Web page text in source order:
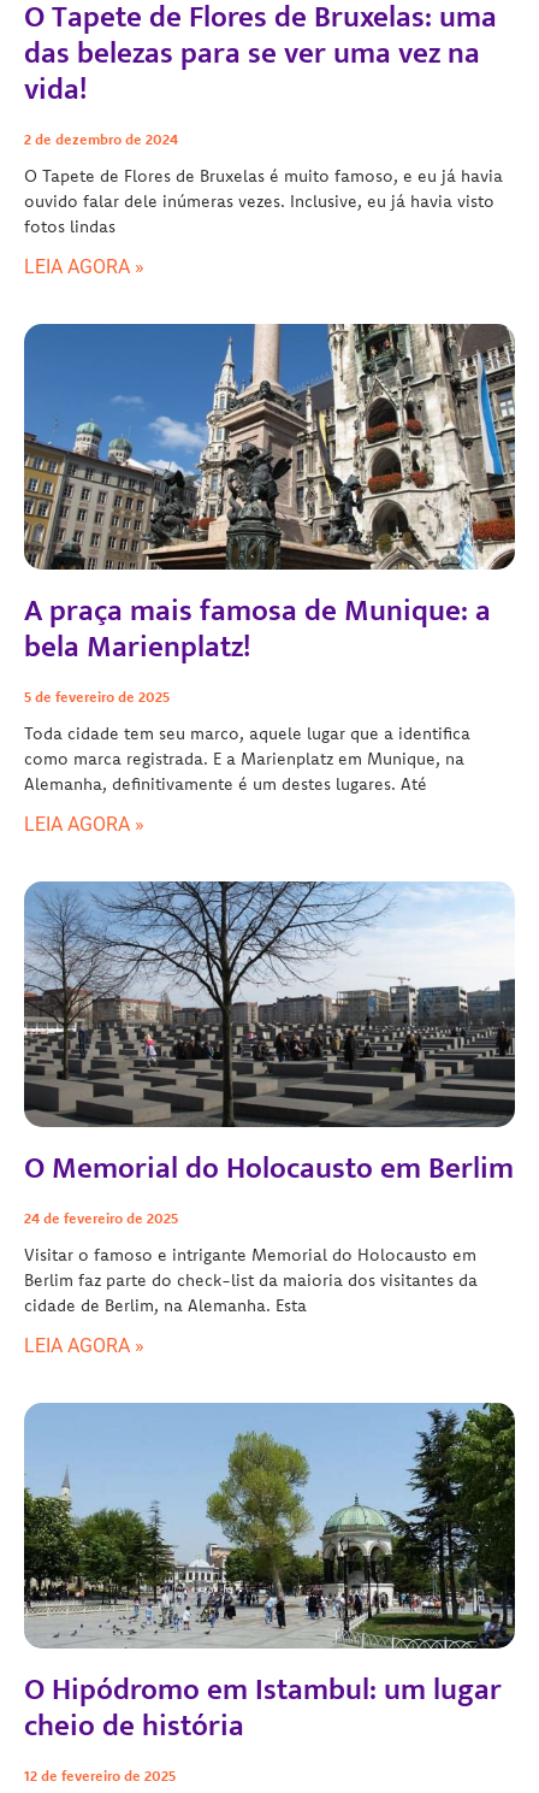
O Tapete de Flores de Bruxelas: uma
das belezas para se ver uma vez na
vida!
2 de dezembro de 2024
O Tapete de Flores de Bruxelas é muito famoso, e eu já havia
ouvido falar dele inúmeras vezes. Inclusive, eu já havia visto
fotos lindas
LEIA AGORA »
A praça mais famosa de Munique: a
bela Marienplatz!
5 de fevereiro de 2025
Toda cidade tem seu marco, aquele lugar que a identifica
como marca registrada. E a Marienplatz em Munique, na
Alemanha, definitivamente é um destes lugares. Até
LEIA AGORA »
O Memorial do Holocausto em Berlim
24 de fevereiro de 2025
Visitar o famoso e intrigante Memorial do Holocausto em
Berlim faz parte do check-list da maioria dos visitantes da
cidade de Berlim, na Alemanha. Esta
LEIA AGORA »
O Hipódromo em Istambul: um lugar
cheio de história
12 de fevereiro de 2025